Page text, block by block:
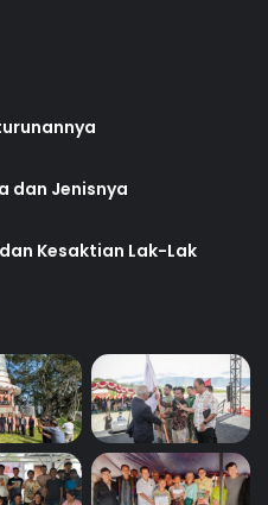
dan Jenisnya
Kesaktian Lak-Lak